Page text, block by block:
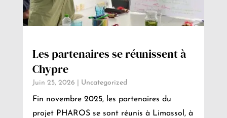
Les partenaires se réunissent à
Chypre
Juin 25, 2026 Uncategorized
Fin novembre 2025, les partenaires du
projet PHAROS se sont réunis à Limassol, à